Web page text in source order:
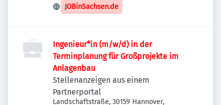
Deutschland
JOBinSachsen.de
Ingenieur*in (m/w/d) in der
Terminplanung für Großprojekte im
Anlagenbau
Stellenanzeigen aus einem
Partnerportal
Landschaftstraße, 30159 Hannover,